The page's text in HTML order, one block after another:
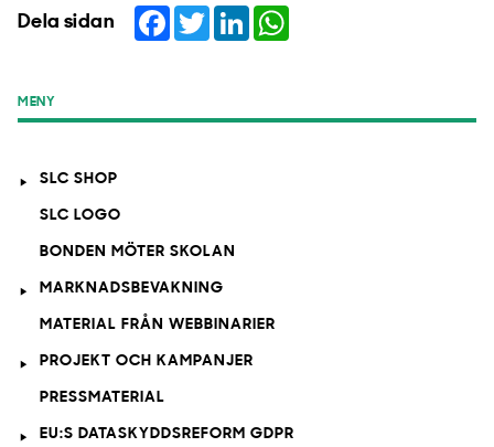
Dela sidan Facebook
TwitterLinkedIn
MENY
SLC SHOP
SLC LOGO
BONDEN MÖTER SKOLAN
MARKNADSBEVAKNING
MATERIAL FRÅN WEBBINARIER
PROJEKT OCH KAMPANJER
PRESSMATERIAL
EU:S DATASKYDDSREFORM GDPR